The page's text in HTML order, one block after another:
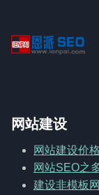
网站建设
网站建设价
网站SEO之
建设非模板